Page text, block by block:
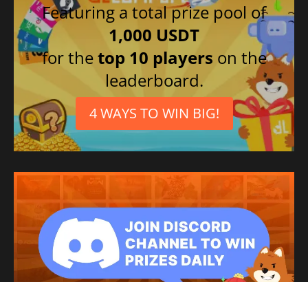
Featuring a total prize pool of
1,000 USDT
for thetop 10 players on the
leaderboard.
4 WAYS TO WIN BIG!